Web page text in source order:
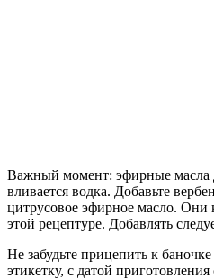
Важный момент: эфирные масла
вливается водка. Добавьте
цитрусовое эфирное масло. Они
этой рецептуре. Добавлять
Не забудьте прицепить к
этикетку, с датой